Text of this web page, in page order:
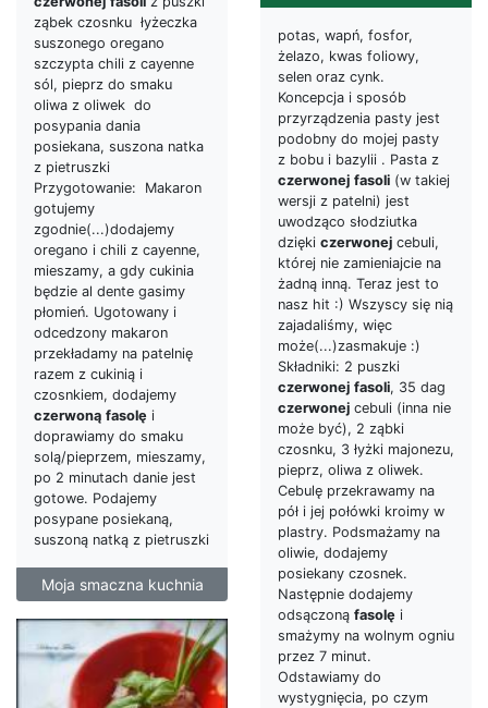
ząbek czosnku łyżeczka
suszonego oregano
szczypta chili z cayenne
sól, pieprz do smaku
oliwa z oliwek do
posypania dania
posiekana, suszona natka
z pietruszki
Przygotowanie: Makaron
gotujemy
zgodnie(...)dodajemy
oregano i chili z cayenne,
mieszamy, a gdy cukinia
będzie al dente gasimy
płomień. Ugotowany i
odcedzony makaron
przekładamy na patelnię
razem z cukinią i
czosnkiem, dodajemy
czerwoną fasolę i
doprawiamy do smaku
solą/pieprzem, mieszamy,
po 2 minutach danie jest
gotowe. Podajemy
posypane posiekaną,
suszoną natką z pietruszki
Moja smaczna kuchnia
potas, wapń, fosfor,
żelazo, kwas foliowy,
selen oraz cynk.
Koncepcja i sposób
przyrządzenia pasty jest
podobny do mojej pasty
z bobu i bazylii . Pasta z
czerwonej fasoli (w takiej
wersji z patelni) jest
uwodząco słodziutka
dzięki czerwonej cebuli,
której nie zamieniajcie na
żadną inną. Teraz jest to
nasz hit :) Wszyscy się nią
zajadaliśmy, więc
może(...)zasmakuje :)
Składniki: 2 puszki
czerwonej fasoli, 35 dag
czerwonej cebuli (inna nie
może być), 2 ząbki
czosnku, 3 łyżki majonezu,
pieprz, oliwa z oliwek.
Cebulę przekrawamy na
pół i jej połówki kroimy w
plastry. Podsmażamy na
oliwie, dodajemy
posiekany czosnek.
Następnie dodajemy
odsączoną fasolę i
smażymy na wolnym ogniu
przez 7 minut.
Odstawiamy do
wystygnięcia, po czym